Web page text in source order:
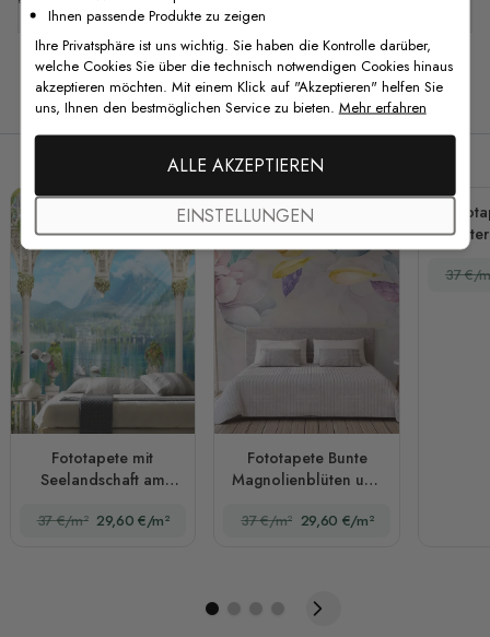
Verwandte Produkte
Fototapete mit
Seelandschaft am
europäischen weißen
37 €/m² 29,60 €/m²
Fototapete Bunte
Magnolienblüten und
37 €/m² 29,60 €/m²
37 €/
Ihnen passende Produkte zu zeigen
Ihre Privatsphäre ist uns wichtig. Sie haben die Kontrolle darüber,
welche Cookies Sie über die technisch notwendigen Cookies hinaus
akzeptieren möchten. Mit einem Klick auf "Akzeptieren" helfen Sie
uns, Ihnen den bestmöglichen Service zu bieten. Mehr erfahren
ALLE AKZEPTIEREN
EINSTELLUNGEN